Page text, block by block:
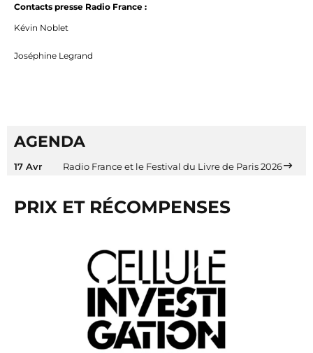
Contacts presse Radio France :
Kévin Noblet
Joséphine Legrand
AGENDA
17 Avr Radio France et le Festival du Livre de Paris 2026
PRIX ET RÉCOMPENSES